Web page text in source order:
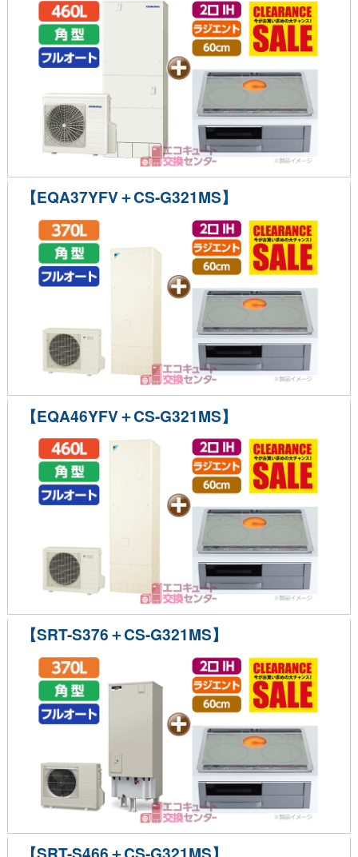
【EQA37YFV＋CS-G321MS】
【EQA46YFV＋CS-G321MS】
【SRT-S376＋CS-G321MS】